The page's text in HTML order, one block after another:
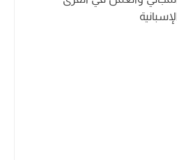
الإسبانية